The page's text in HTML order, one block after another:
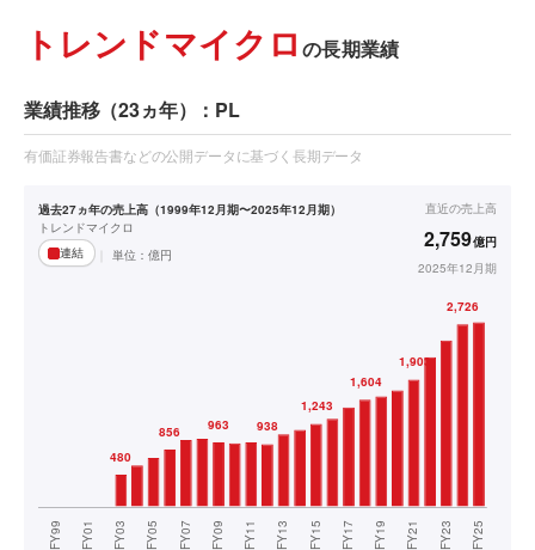
トレンドマイクロの長期業績
業績推移（23ヵ年）：PL
有価証券報告書などの公開データに基づく長期データ
過去27ヵ年の売上高（1999年12月期〜2025年12月期）
トレンドマイクロ
連結
単位： 億円
直近の売上高
2,759億円
2025年12月期